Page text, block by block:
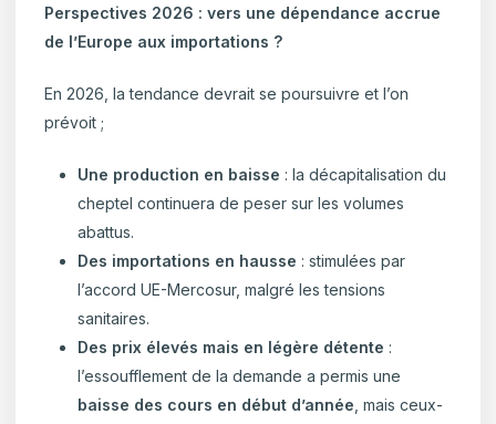
Perspectives 2026 : vers une dépendance accrue
de l’Europe aux importations ?
En 2026, la tendance devrait se poursuivre et l’on
prévoit ;
Une production en baisse : la décapitalisation du
cheptel continuera de peser sur les volumes
abattus.
Des importations en hausse : stimulées par
l’accord UE-Mercosur, malgré les tensions
sanitaires.
Des prix élevés mais en légère détente :
l’essoufflement de la demande a permis une
baisse des cours en début d’année , mais ceux-